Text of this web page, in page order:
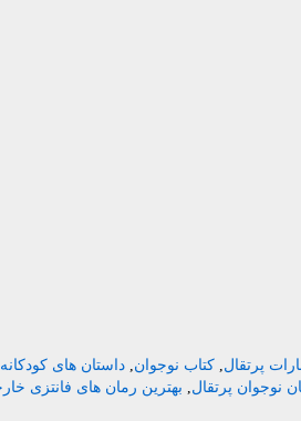
پرتقال, کتاب نوجوان, داستان های
نوجوان پرتقال, بهترین رمان های فانتزی